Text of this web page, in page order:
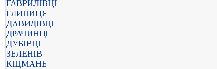
ГАВРИЛІВЦІ
ГЛИНИЦЯ
ДАВИДІВЦІ
ДРАЧИНЦІ
ДУБІВЦІ
ЗЕЛЕНІВ
КІЦМАНЬ